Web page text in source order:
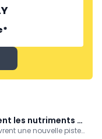
*
les nutriments du
une nouvelle piste